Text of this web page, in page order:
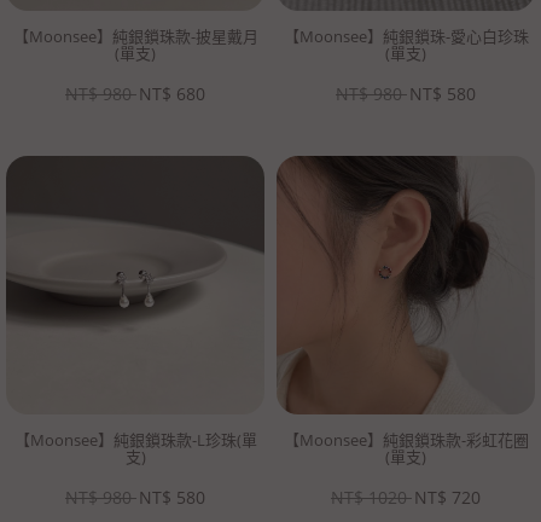
【Moonsee】純銀鎖珠款-披星戴月
(單支)
NT$ 980 NT$ 680
【Moonsee】純銀鎖珠-愛心白珍珠
(單支)
NT$ 980 NT$ 580
【Moonsee】純銀鎖珠款-L珍珠(單
支)
NT$ 980 NT$ 580
【Moonsee】純銀鎖珠款-彩虹花圈
(單支)
NT$ 1020 NT$ 720